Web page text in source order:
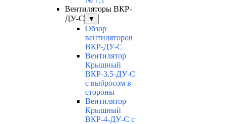
Вентиляторы ВКР-
ДУ-С
▼
Обзор
вентиляторов
ВКР-ДУ-С
Вентилятор
Крышный
ВКР-3,5-ДУ-С
с выбросом в
стороны
Вентилятор
Крышный
ВКР-4-ДУ-С с